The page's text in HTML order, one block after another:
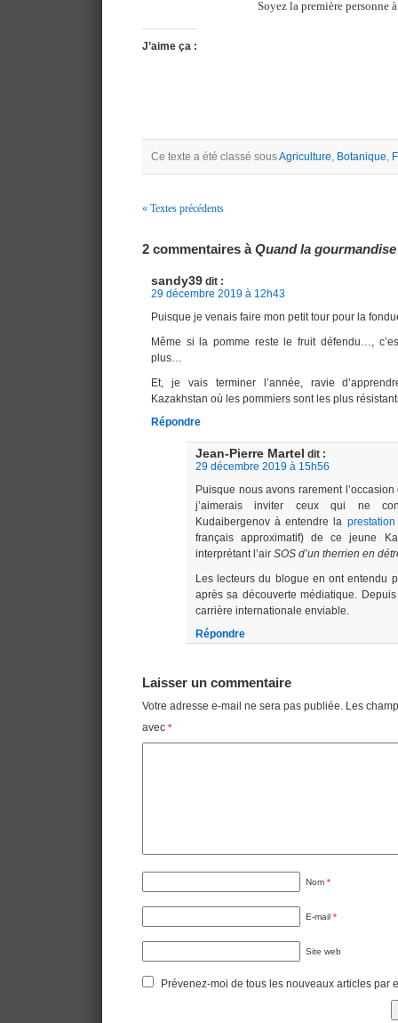
Soyez la première personne
J’aime ça :
Ce texte a été classé sousAgriculture, Botanique,
« Textes précédents
2 commentaires àQuand la
sandy39 dit :
29 décembre 2019 à 12h43
Puisque je venais faire mon petit tour pour la
Même si la pomme reste le fruit défendu…,
plus…
Et, je vais terminer l’année, ravie
Kazakhstan où les pommiers sont les plus
Répondre
Jean-Pierre Martel dit :
29 décembre 2019 à 15h56
Puisque nous avons rarement
j’aimerais inviter ceux qui ne
Kudaibergenov à entendre la
français approximatif) de ce jeune
interprétant l’air SOS d’un therrien en
Les lecteurs du blogue en ont entendu
après sa découverte médiatique.
carrière internationale enviable.
Répondre
Laisser un commentaire
Votre adresse e-mail ne sera pas publiée. Les
avec *
Nom *
E-mail *
Site web
Prévenez-moi de tous les nouveaux articles par